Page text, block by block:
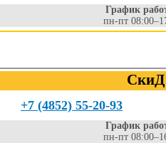
График
пн-пт
СкиД
+7 (4852) 55-20-93
График
пн-пт